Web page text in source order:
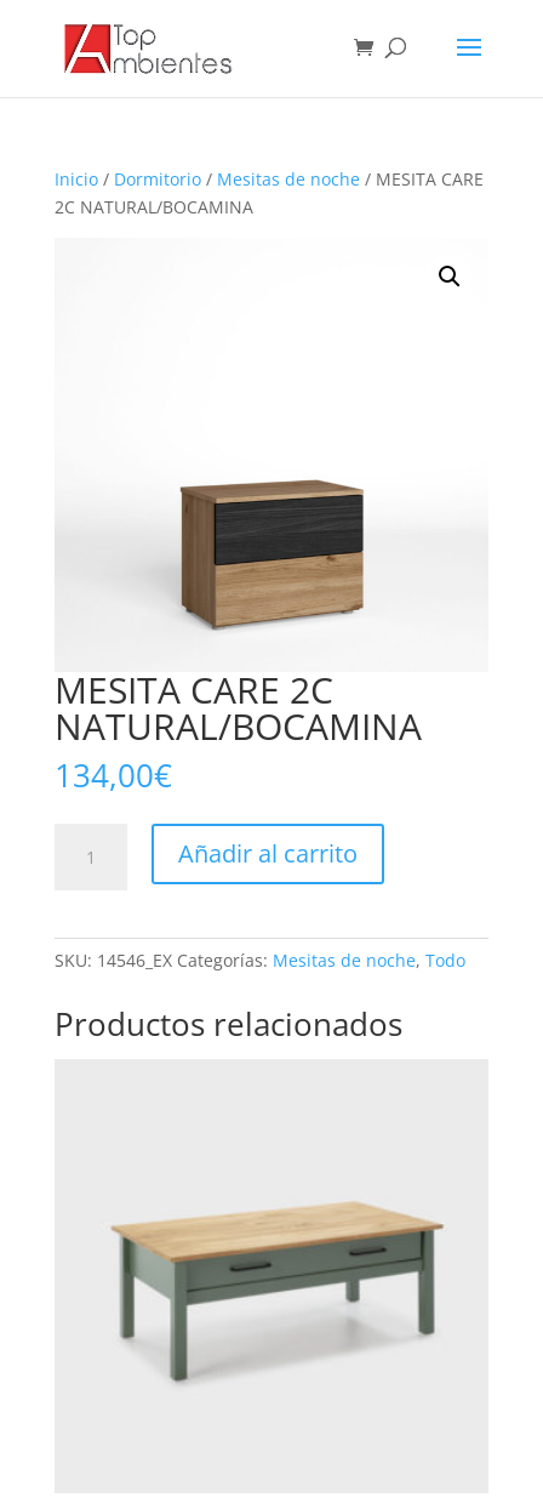
Inicio/ Dormitorio/ Mesitas de noche/ MESITA CARE
2C NATURAL/BOCAMINA
MESITA CARE 2C
NATURAL/BOCAMINA
134,00€
CARE
Añadir al carrito
SKU: 14546_EX Categorías: Mesitas de noche, Todo
Productos relacionados